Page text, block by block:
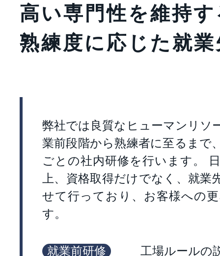
高い専門性を維持
熟練度に応じた就
弊社では良質なヒューマンリソ
業前段階から熟練者に至るまで
ごとの社内研修を行います。
上、資格取得だけでなく、就
せて行っており、お客様への
す。
就業前研修
工場ルールの